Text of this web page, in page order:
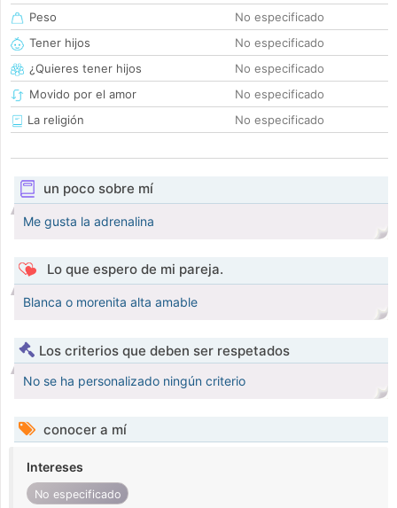
Peso
No especificado
Tener hijos
No especificado
¿Quieres tener hijos
No especificado
Movido por el amor
No especificado
La religión
No especificado
un poco sobre mí
Me gusta la adrenalina
Lo que espero de mi pareja.
Blanca o morenita alta amable
Los criterios que deben ser respetados
No se ha personalizado ningún criterio
conocer a mí
Intereses
No especificado